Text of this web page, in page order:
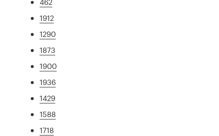
1912
1290
1873
1900
1936
1429
1588
1718